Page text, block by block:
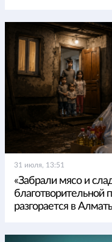
31 июля, 13:51
«Забрали мясо и
разгорается в